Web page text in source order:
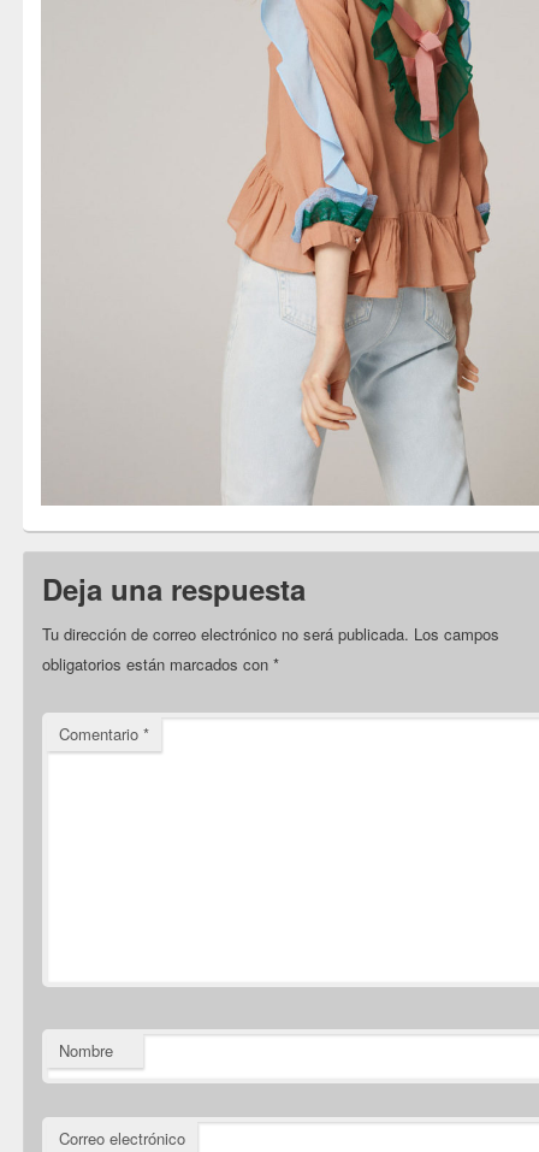
Deja una respuesta
Tu dirección de correo electrónico no será publicada. Los campos
obligatorios están marcados con*
Comentario*
Nombre
Correo electrónico